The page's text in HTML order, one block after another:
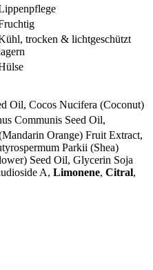
trocken & lichtgeschützt
Oil, Cocos Nucifera (Coconut)
Communis Seed Oil,
Orange) Fruit Extract,
Parkii (Shea)
Seed Oil, Glycerin Soja
A, Limonene, Citral,